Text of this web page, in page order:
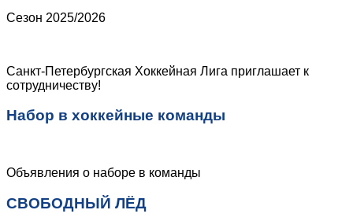
Сезон 2025/2026
Санкт-Петербургская Хоккейная Лига приглашает к
сотрудничеству!
Набор в хоккейные команды
Объявления о наборе в команды
СВОБОДНЫЙ ЛЁД